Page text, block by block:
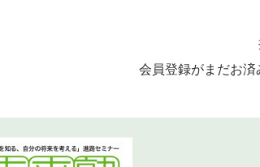
会員登録がまだお済